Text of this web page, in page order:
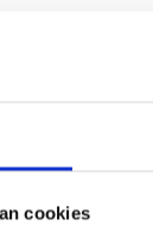
cookies